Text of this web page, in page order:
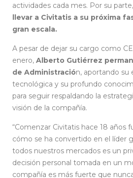
actividades cada mes. Por su parte,
llevar a Civitatis a su próxima
gran escala.
A pesar de dejar su cargo como
enero, Alberto Gutiérrez
de Administración, aportando su
tecnológica y su profundo
para seguir respaldando la
visión de la compañía.
“Comenzar Civitatis hace 18 años
cómo se ha convertido en el líder
todos nuestros mercados es un
decisión personal tomada en un
compañía es más fuerte que